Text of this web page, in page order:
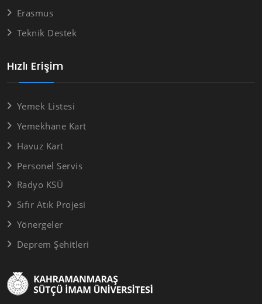
Hızlı Erişim
Yemek Listesi
Yemekhane Kart
Havuz Kart
Personel Servis
Radyo KSÜ
Sıfır Atık Projesi
Yönergeler
Deprem Şehitleri
Erasmus
Teknik Destek